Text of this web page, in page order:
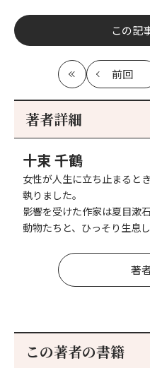
この記
最
初
前回
記
著者詳細
十束 千鶴
女性が人生に立ち止まると
執りました。
影響を受けた作家は夏目漱
動物たちと、ひっそり生息し
著
この著者の書籍